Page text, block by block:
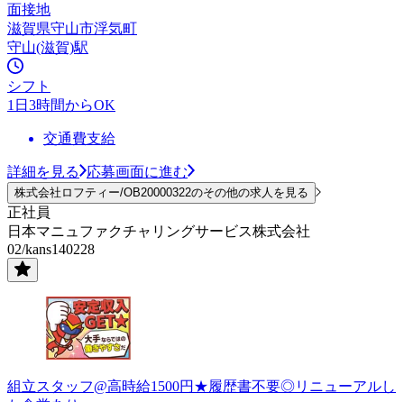
面接地
滋賀県守山市浮気町
守山(滋賀)駅
シフト
1日3時間からOK
交通費支給
詳細を見る 応募画面に進む
株式会社ロフティー/OB20000322のその他の求人を見る
正社員
日本マニュファクチャリングサービス株式会社
02/kans140228
組立スタッフ@高時給1500円★履歴書不要◎リニューアルし